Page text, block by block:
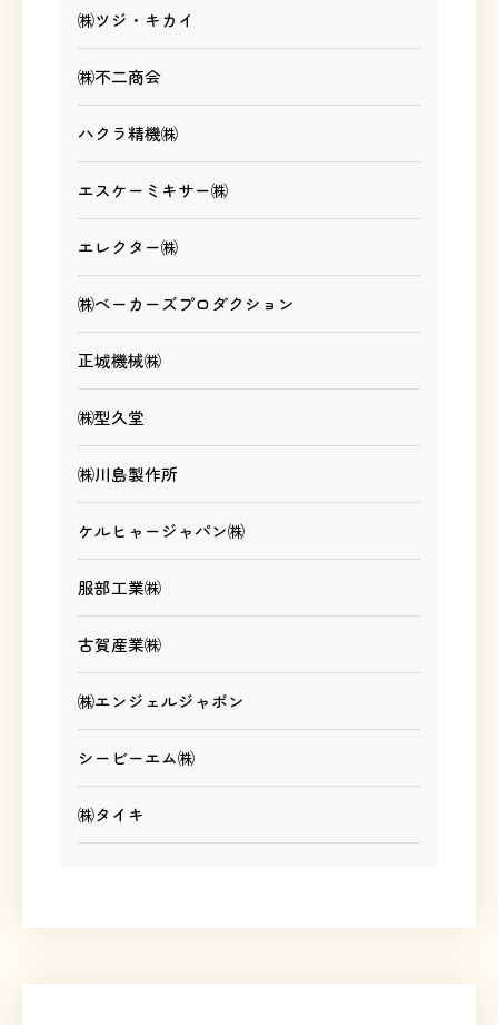
㈱ツジ・キカイ
㈱不二商会
ハクラ精機㈱
エスケーミキサー㈱
エレクター㈱
㈱ベーカーズプロダクション
正城機械㈱
㈱型久堂
㈱川島製作所
ケルヒャージャパン㈱
服部工業㈱
古賀産業㈱
㈱エンジェルジャポン
シービーエム㈱
㈱タイキ